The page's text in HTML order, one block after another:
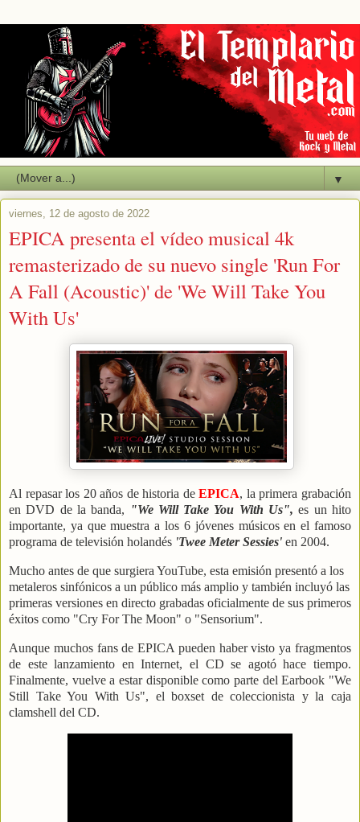
▼
viernes, 12 de agosto de 2022
EPICA presenta el vídeo musical 4k
remasterizado de su nuevo single 'Run For
A Fall (Acoustic)' de 'We Will Take You
With Us'
Al repasar los 20 años de historia deEPICA, la primera grabación
en DVD de la banda, "We Will Take You With Us", es un hito
importante, ya que muestra a los 6 jóvenes músicos en el famoso
programa de televisión holandés 'Twee Meter Sessies' en 2004.
Mucho antes de que surgiera YouTube, esta emisión presentó a los
metaleros sinfónicos a un público más amplio y también incluyó las
primeras versiones en directo grabadas oficialmente de sus primeros
éxitos como "Cry For The Moon" o "Sensorium".
Aunque muchos fans de EPICA pueden haber visto ya fragmentos
de este lanzamiento en Internet, el CD se agotó hace tiempo.
Finalmente, vuelve a estar disponible como parte del Earbook "We
Still Take You With Us", el boxset de coleccionista y la caja
clamshell del CD.